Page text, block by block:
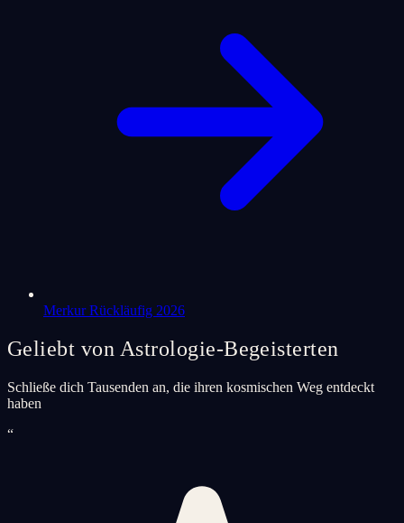
Merkur Rückläufig 2026
Geliebt von Astrologie-Begeisterten
Schließe dich Tausenden an, die ihren kosmischen Weg entdeckt
haben
“